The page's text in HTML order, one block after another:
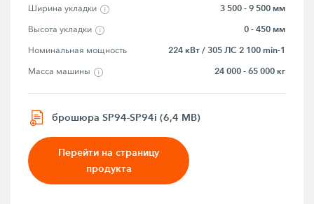
Ширина укладки 3 500 - 9 500 мм
Высота укладки 0 - 450 мм
Номинальная мощность 224 кВт / 305 ЛС 2 100 min-1
Macca мaшины 24 000 - 65 000 кг
брошюра SP94-SP94i (6,4 MB)
Перейти на страницу
продукта